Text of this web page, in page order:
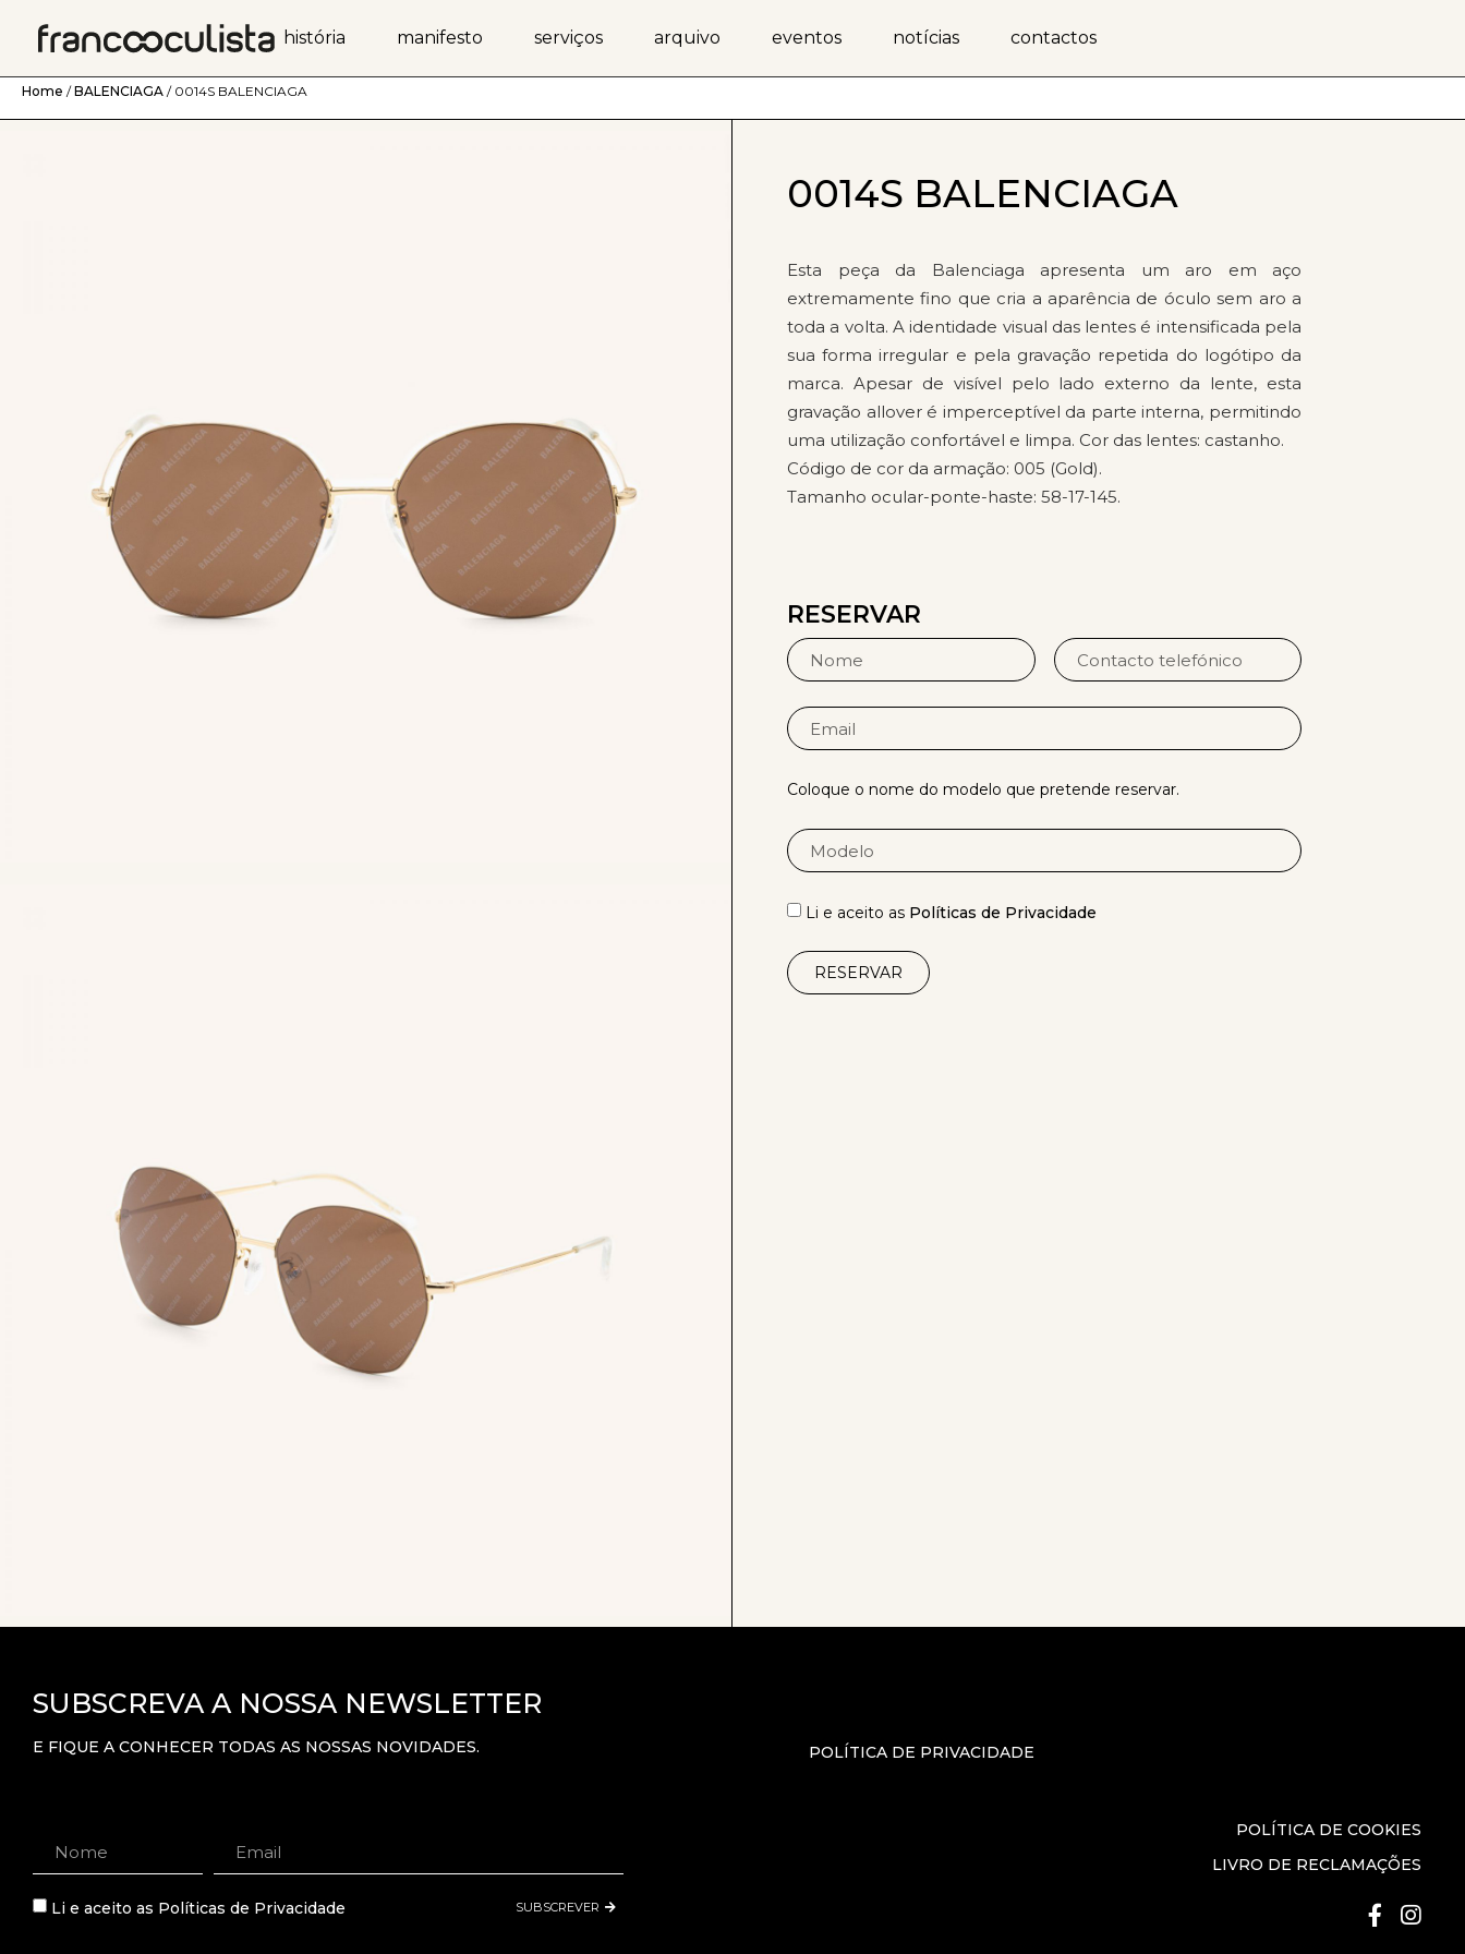
história manifesto serviços arquivo eventos notícias contactos
Home /BALENCIAGA / 0014S BALENCIAGA
0014S BALENCIAGA
Esta peça da Balenciaga apresenta um aro em aço
extremamente fino que cria a aparência de óculo sem aro a
toda a volta. A identidade visual das lentes é intensificada pela
sua forma irregular e pela gravação repetida do logótipo da
marca. Apesar de visível pelo lado externo da lente, esta
gravação allover é imperceptível da parte interna, permitindo
uma utilização confortável e limpa. Cor das lentes: castanho.
Código de cor da armação: 005 (Gold).
Tamanho ocular-ponte-haste: 58-17-145.
RESERVAR
Coloque o nome do modelo que pretende reservar.
Li e aceito as Políticas de Privacidade
RESERVAR
SUBSCREVA A NOSSA NEWSLETTER
E FIQUE A CONHECER TODAS AS NOSSAS NOVIDADES.
Li e aceito as Políticas de Privacidade SUBSCREVER
POLÍTICA DE PRIVACIDADE
POLÍTICA DE COOKIES
LIVRO DE RECLAMAÇÕES